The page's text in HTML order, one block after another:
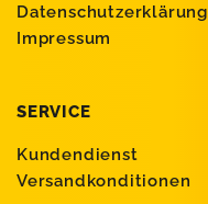
Datenschutzerklärung
Impressum
SERVICE
Kundendienst
Versandkonditionen